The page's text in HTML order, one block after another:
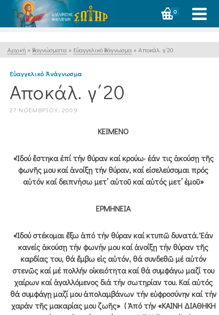
0
Αρχική » Ἀναγνώσματα » Εὐαγγελικό Ἀνάγνωσμα » Αποκάλ. γ΄20
Εὐαγγελικό Ἀνάγνωσμα
Αποκάλ. γ΄20
27 ΝΟΕΜΒΡΊΟΥ, 2009
ΚΕΙΜΕΝΟ
«Ἰδού ἕστηκα ἐπί τήν θύραν καί κρούω· ἐάν τις ἀκούσῃ τῆς
φωνῆς μου καί ἀνοίξῃ τήν θύραν, καί εἰσελεύσομαι πρός
αὐτόν καί δειπνήσω μετ’ αὐτοῦ καί αὐτός μετ’ ἐμοῦ»
ΕΡΜΗΝΕΙΑ
«Ἰδού στέκομαι ἔξω ἀπό τήν θύραν καί κτυπῶ δυνατά. Ἐάν
κανείς ἀκούσῃ τήν φωνήν μου καί ἀνοίξῃ τήν θύραν τῆς
καρδίας του, θά ἔμβω εἰς αὐτόν, θά συνδεθῶ μέ αὐτόν
στενῶς καί μέ πολλήν οἰκειότητα καί θά συμφάγω μαζί του
χαίρων καί ἀγαλλόμενος διά τήν σωτηρίαν του. Καί αὐτός
θά συμφάγῃ μαζί μου ἀπολαμβάνων τήν εὐφροσύνην καί τήν
χαράν τῆς μακαρίας μου ζωῆς» ( Ἀπό τήν «ΚΑΙΝΗ ΔΙΑΘΗΚΗ